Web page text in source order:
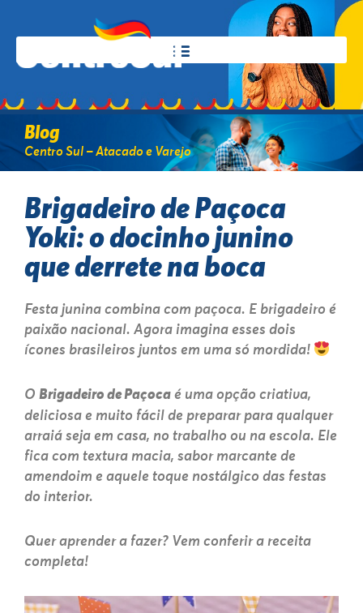
Blog
Centro Sul – Atacado e Varejo
Brigadeiro de Paçoca
Yoki: o docinho junino
que derrete na boca
Festa junina combina com paçoca. E brigadeiro é
paixão nacional. Agora imagina esses dois
ícones brasileiros juntos em uma só mordida!
O Brigadeiro de Paçocaé uma opção criativa,
deliciosa e muito fácil de preparar para qualquer
arraiá seja em casa, no trabalho ou na escola. Ele
fica com textura macia, sabor marcante de
amendoim e aquele toque nostálgico das festas
do interior.
Quer aprender a fazer? Vem conferir a receita
completa!